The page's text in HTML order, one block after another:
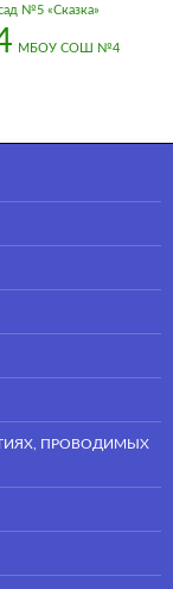
№5 «Сказка»
МБОУ СОШ №4
ПРОВОДИМЫХ